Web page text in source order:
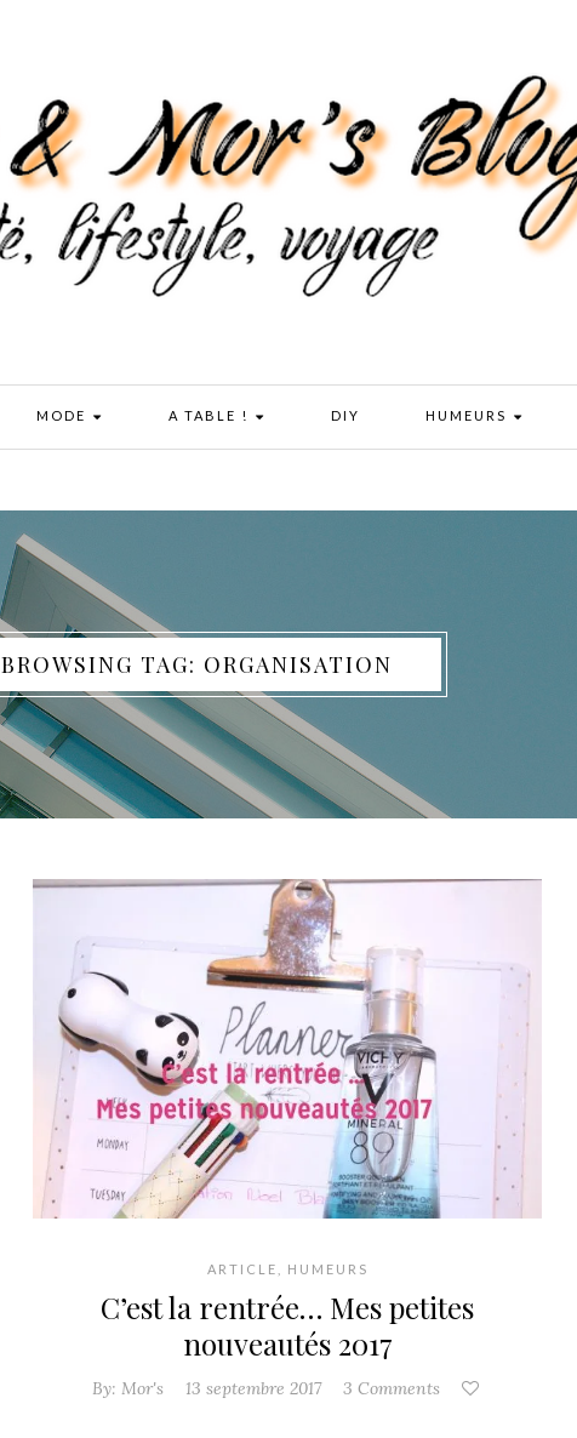
MODE A TABLE ! DIY HUMEURS
BROWSING TAG: ORGANISATION
ARTICLE HUMEURS
C’est la rentrée… Mes petites
nouveautés 2017
By: Mor's 13 septembre 2017 3 Comments